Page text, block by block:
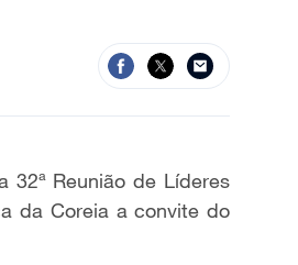
32ª Reunião de Líderes
da Coreia a convite do